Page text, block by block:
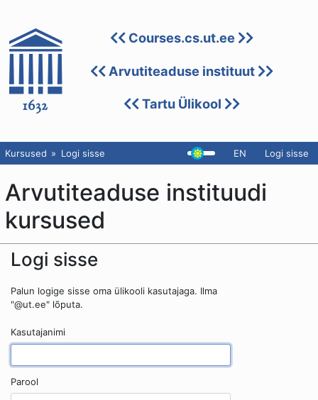
Courses.cs.ut.ee
Arvutiteaduse instituut
Tartu Ülikool
Kursused Logi sisse EN Logi sisse
Arvutiteaduse instituudi
kursused
Logi sisse
Palun logige sisse oma ülikooli kasutajaga. Ilma
"@ut.ee" lõputa.
Kasutajanimi
Parool